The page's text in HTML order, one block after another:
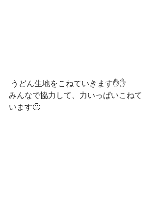
うどん生地をこねていきます✋✋
みんなで協力して、力いっぱいこねて
います😤